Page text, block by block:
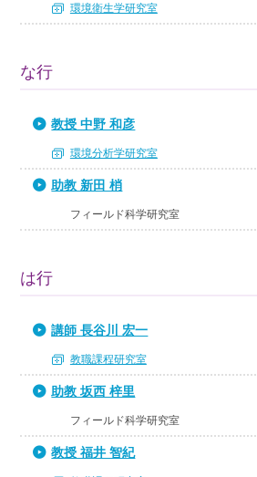
環境衛生学研究室
な行
教授 中野 和彦
環境分析学研究室
助教 新田 梢
フィールド科学研究室
は行
講師 長谷川 宏一
教職課程研究室
助教 坂西 梓里
フィールド科学研究室
教授 福井 智紀